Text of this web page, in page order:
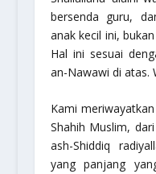
bersenda guru,
anak kecil ini,
Hal ini sesuai
an-Nawawi di atas.
Kami
Shahih Muslim,
ash-Shiddiq
yang panjang